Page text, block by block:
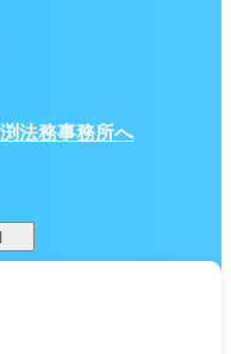
法務事務所へ